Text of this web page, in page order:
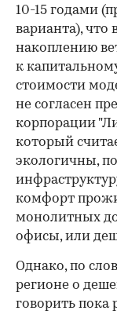
10-15 годами
варианта), что
накоплению
к
стоимости
не согласен
корпорации
который
экологичны,
комфорт
монолитных
офисы, или
Однако, по
регионе о
говорить